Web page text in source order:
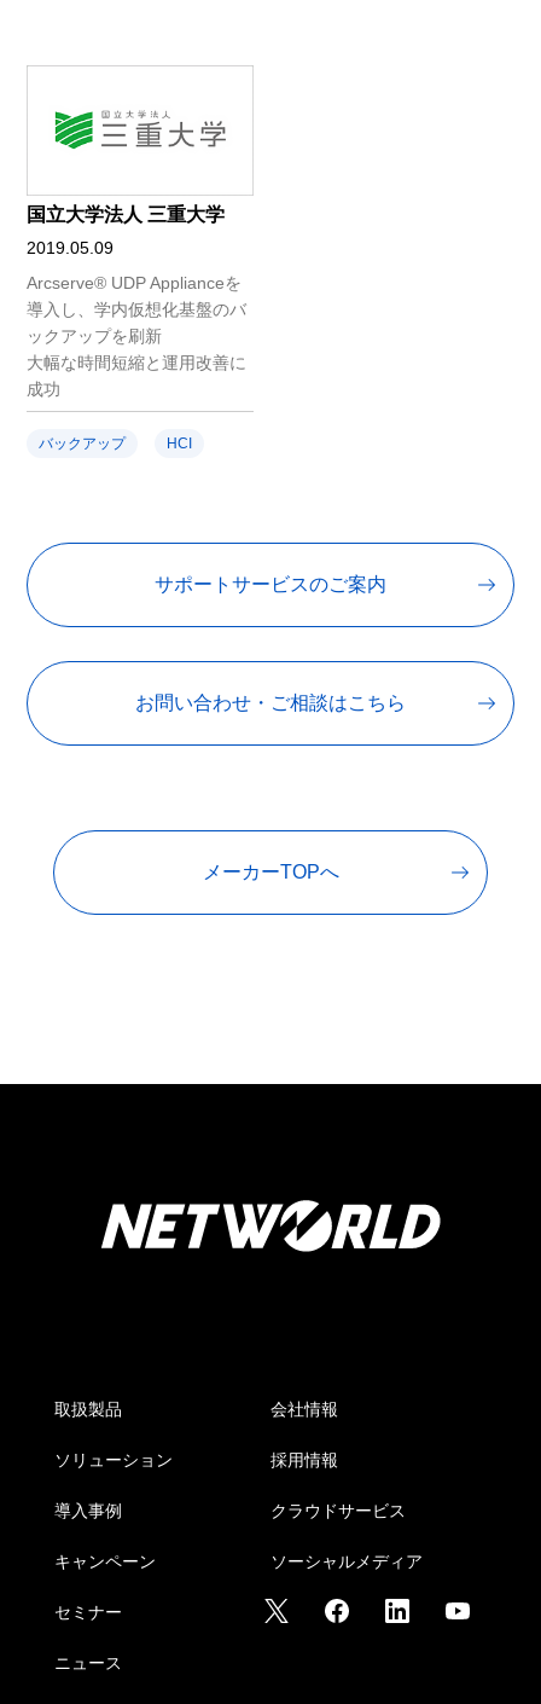
国立大学法人 三重大学
2019.05.09
Arcserve® UDP Applianceを
導入し、学内仮想化基盤のバ
ックアップを刷新
大幅な時間短縮と運用改善に
成功
バックアップ HCI
サポートサービスのご案内
お問い合わせ・ご相談はこちら
メーカーTOPへ
取扱製品
ソリューション
導入事例
キャンペーン
セミナー
ニュース
会社情報
採用情報
クラウドサービス
ソーシャルメディア